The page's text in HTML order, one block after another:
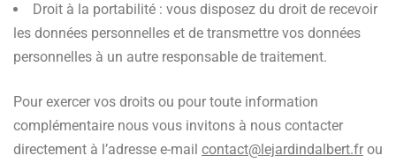
Droit à la portabilité : vous disposez du droit de recevoir
les données personnelles et de transmettre vos données
personnelles à un autre responsable de traitement.
Pour exercer vos droits ou pour toute information
complémentaire nous vous invitons à nous contacter
directement à l’adresse e-mail contact@lejardindalbert.fr ou